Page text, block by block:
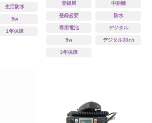
生活防水
5w
1年保障
登録局 中距離
登録必要 防水
専用電池 デジタル
5w デジタル30ch
3年保障